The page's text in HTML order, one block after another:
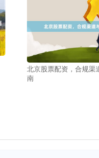
北京股票配资，合规渠
南